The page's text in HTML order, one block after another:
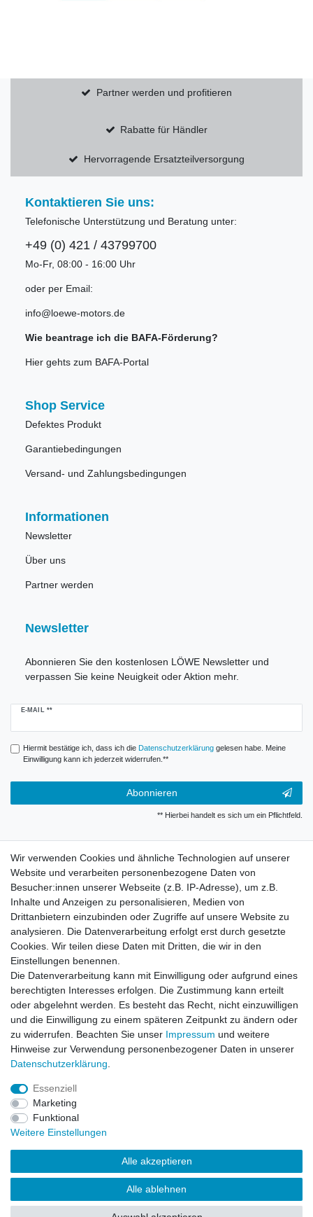
Partner werden und profitieren
Rabatte für Händler
Hervorragende Ersatzteilversorgung
Kontaktieren Sie uns:
Telefonische Unterstützung und Beratung unter:
+49 (0) 421 / 43799700
Mo-Fr, 08:00 - 16:00 Uhr
oder per Email:
info@loewe-motors.de
Wie beantrage ich die BAFA-Förderung?
Hier gehts zum BAFA-Portal
Shop Service
Defektes Produkt
Garantiebedingungen
Versand- und Zahlungsbedingungen
Informationen
Newsletter
Über uns
Partner werden
Newsletter
Abonnieren Sie den kostenlosen LÖWE Newsletter und
verpassen Sie keine Neuigkeit oder Aktion mehr.
E-MAIL **
Newsletter
Hiermit bestätige ich, dass ich die Daten­schutz­erklärunggelesen habe. Meine
Einwilligung kann ich jederzeit widerrufen.**
Abonnieren
** Hierbei handelt es sich um ein Pflichtfeld.
Impressum
Datenschutzerklärung
Kontakt
Alle auf dieser Webseite dargestellten Produkte und
Produktinformationen dienen ausschließlich der
allgemeinen Information. Es wird darauf hingewiesen, dass
Abweichungen zwischen den auf der Webseite
dargestellten Produkten und den tatsächlich gelieferten
Modellen möglich sind.
Die auf der Webseite gezeigten Abbildungen,
Spezifikationen und Beschreibungen können Änderungen
unterliegen und stellen nicht notwendigerweise die finalen
Produkteigenschaften dar. Der Anbieter behält sich das
Recht vor, jederzeit und ohne vorherige Ankündigung
Änderungen an den dargestellten Produkten vorzunehmen.
Wir verwenden Cookies und ähnliche Technologien auf unserer
Website und verarbeiten personenbezogene Daten von
Besucher:innen unserer Webseite (z.B. IP-Adresse), um z.B.
Inhalte und Anzeigen zu personalisieren, Medien von
Drittanbietern einzubinden oder Zugriffe auf unsere Website zu
analysieren. Die Datenverarbeitung erfolgt erst durch gesetzte
Cookies. Wir teilen diese Daten mit Dritten, die wir in den
Einstellungen benennen.
Die Datenverarbeitung kann mit Einwilligung oder aufgrund eines
berechtigten Interesses erfolgen. Die Zustimmung kann erteilt
oder abgelehnt werden. Es besteht das Recht, nicht einzuwilligen
und die Einwilligung zu einem späteren Zeitpunkt zu ändern oder
zu widerrufen. Beachten Sie unser Impressum und weitere
Hinweise zur Verwendung personenbezogener Daten in unserer
Daten­schutz­erklärung
Essenziell
Marketing
Funktional
Weitere Einstellungen
Alle akzeptieren
Alle ablehnen